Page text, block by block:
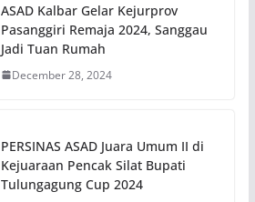
ASAD Kalbar Gelar Kejurprov
Pasanggiri Remaja 2024, Sanggau
Jadi Tuan Rumah
December 28, 2024
PERSINAS ASAD Juara Umum II di
Kejuaraan Pencak Silat Bupati
Tulungagung Cup 2024